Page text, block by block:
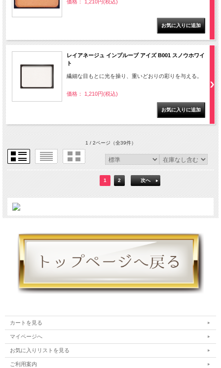
価格： 1,210円(税込)
レイアネージュ インプルーブ アイズ B001 スノウホワイ
ト
繊細な目もとに光を操り、重いどおりの彩りを与える。
価格： 1,210円(税込)
1 / 2ページ（全39件）
1 2 次へ
カートを見る
マイページへ
お気に入りリストを見る
ご利用案内